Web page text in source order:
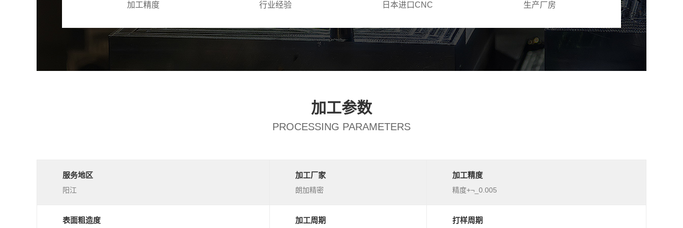
加工精度 行业经验 日本进口CNC 生产厂房
加工参数
PROCESSING PARAMETERS
服务地区
阳江
加工厂家
朗加精密
加工精度
精度+¬_0.005
表面粗造度 加工周期 打样周期